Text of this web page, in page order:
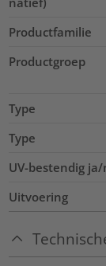
Productfamilie
Productgroep
Type
Type
UV-bestendig ja/
Uitvoering